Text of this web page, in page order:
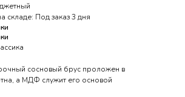
складе: Под заказ 3 дня
сосновый брус проложен в
а МДФ служит его основой